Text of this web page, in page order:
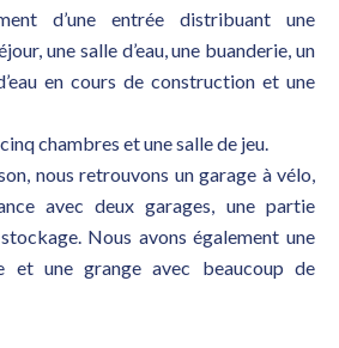
d’une entrée distribuant une
une salle d’eau, une buanderie, un
en cours de construction et une
chambres et une salle de jeu.
nous retrouvons un garage à vélo,
avec deux garages, une partie
Nous avons également une
et une grange avec beaucoup de